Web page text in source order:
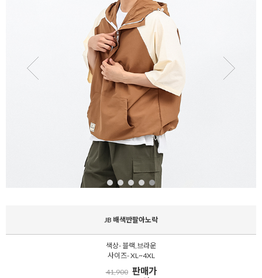
JB 배색반팔아노락
색상- 블랙,브라운
사이즈- XL~4XL
41,900 판매가